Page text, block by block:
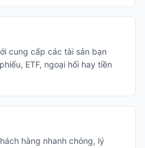
cung cấp các tài sản bạn
ETF, ngoại hối hay tiền
hàng nhanh chóng, lý